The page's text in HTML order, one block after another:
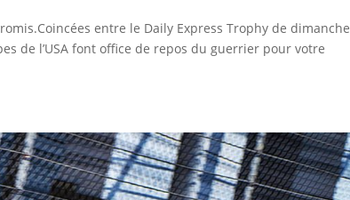
entre le Daily Express Trophy de dimanche
de l’USA font office de repos du guerrier pour votre